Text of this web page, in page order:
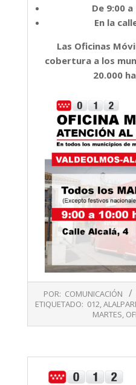
De 9:00
En la
Las Oficinas
cobertura a los
20.000
05-
POR: COMUNICACIÓN
ETIQUETADO: 012,
MARTES,